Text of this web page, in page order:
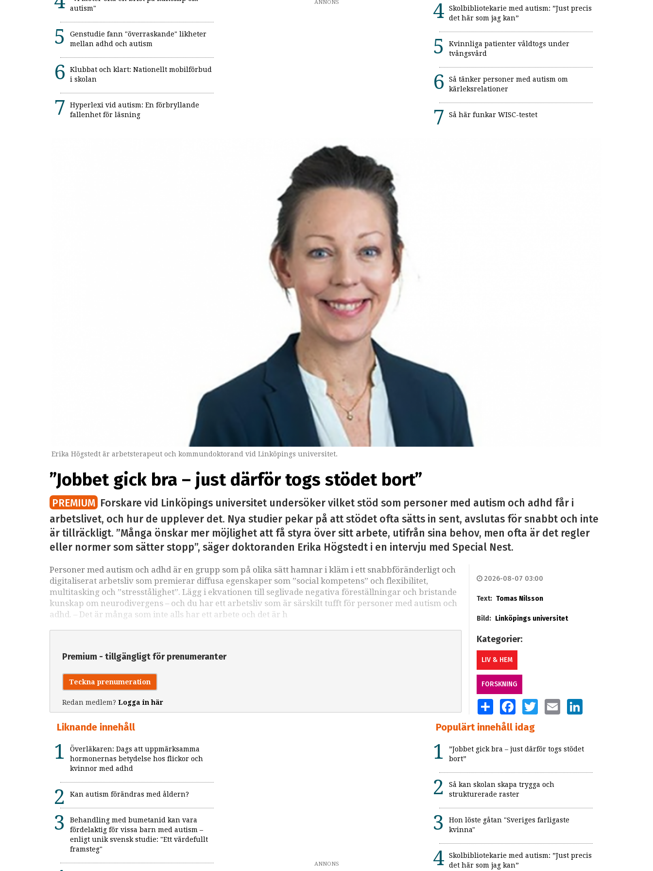
autism"
Genstudie fann "överraskande" likheter
mellan adhd och autism
Klubbat och klart: Nationellt mobilförbud
i skolan
Hyperlexi vid autism: En förbryllande
fallenhet för läsning
ANNONS
Skolbibliotekarie med autism: ”Just precis
det här som jag kan”
Kvinnliga patienter våldtogs under
tvångsvård
Så tänker personer med autism om
kärleksrelationer
Så här funkar WISC-testet
Erika Högstedt är arbetsterapeut och kommundoktorand vid Linköpings universitet.
”Jobbet gick bra – just därför togs stödet bort”
PREMIUM Forskare vid Linköpings universitet undersöker vilket stöd som personer med autism och adhd får i
arbetslivet, och hur de upplever det. Nya studier pekar på att stödet ofta sätts in sent, avslutas för snabbt och inte
är tillräckligt. ”Många önskar mer möjlighet att få styra över sitt arbete, utifrån sina behov, men ofta är det regler
eller normer som sätter stopp”, säger doktoranden Erika Högstedt i en intervju med Special Nest.
Personer med autism och adhd är en grupp som på olika sätt hamnar i kläm i ett snabbföränderligt och
digitaliserat arbetsliv som premierar diffusa egenskaper som ”social kompetens” och flexibilitet,
multitasking och ”stresstålighet”. Lägg i ekvationen till seglivade negativa föreställningar och bristande
kunskap om neurodivergens – och du har ett arbetsliv som är särskilt tufft för personer med autism och
adhd. – Det är många som inte alls har ett arbete och det är h
Premium - tillgängligt för prenumeranter
Teckna prenumeration
Redan medlem? Logga in här
2026-08-07 03:00
Text: Tomas Nilsson
Bild: Linköpings universitet
Kategorier:
LIV & HEM
FORSKNING
SHARE FACEBOOKTWITTEREMAIL LINKEDIN
Liknande innehåll
Överläkaren: Dags att uppmärksamma
hormonernas betydelse hos flickor och
kvinnor med adhd
Kan autism förändras med åldern?
Behandling med bumetanid kan vara
fördelaktig för vissa barn med autism –
enligt unik svensk studie: "Ett värdefullt
framsteg"
ANNONS
Populärt innehåll idag
”Jobbet gick bra – just därför togs stödet
bort”
Så kan skolan skapa trygga och
strukturerade raster
Hon löste gåtan "Sveriges farligaste
kvinna"
Skolbibliotekarie med autism: ”Just precis
det här som jag kan”